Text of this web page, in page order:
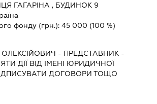
ГАГАРІНА , БУДИНОК 9
фонду (грн.): 45 000 (100 %)
- ПРЕДСТАВНИК -
ДІЇ ВІД ІМЕНІ ЮРИДИЧНОЇ
ДОГОВОРИ ТОЩО